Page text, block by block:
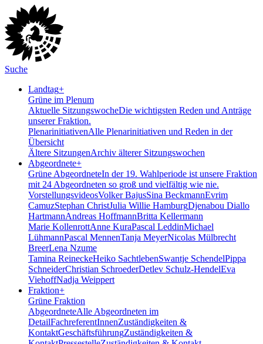
Suche
Landtag+
Grüne im Plenum
Aktuelle SitzungswocheDie wichtigsten Reden und Anträge
unserer Fraktion.
PlenarinitiativenAlle Plenarinitiativen und Reden in der
Übersicht
Ältere SitzungenArchiv älterer Sitzungswochen
Abgeordnete+
Grüne AbgeordneteIn der 19. Wahlperiode ist unsere Fraktion
mit 24 Abgeordneten so groß und vielfältig wie nie.
VorstellungsvideosVolker BajusSina BeckmannEvrim
CamuzStephan ChristJulia Willie HamburgDjenabou Diallo
HartmannAndreas HoffmannBritta Kellermann
Marie KollenrottAnne KuraPascal LeddinMichael
LühmannPascal MennenTanja MeyerNicolas Mülbrecht
BreerLena Nzume
Tamina ReineckeHeiko SachtlebenSwantje SchendelPippa
SchneiderChristian SchroederDetlev Schulz-HendelEva
ViehoffNadja Weippert
Fraktion+
Grüne Fraktion
AbgeordneteAlle Abgeordneten im
DetailFachreferentInnenZuständigkeiten &
KontaktGeschäftsführungZuständigkeiten &